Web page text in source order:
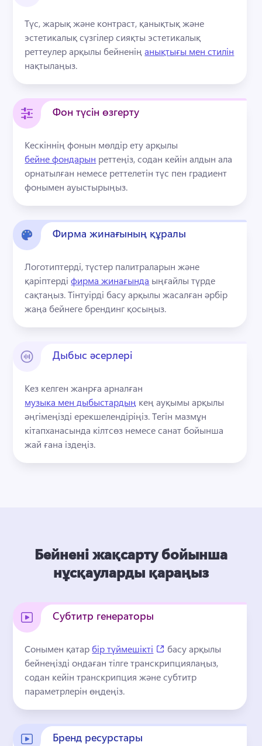
Түс, жарық және контраст, қанықтық және
эстетикалық сүзгілер сияқты эстетикалық
реттеулер арқылы бейненің анықтығы мен стилін
нақтылаңыз.
Фон түсін өзгерту
Кескіннің фонын мөлдір ету арқылы
бейне фондарын реттеңіз, содан кейін алдын ала
орнатылған немесе реттелетін түс пен градиент
фонымен ауыстырыңыз.
Фирма жинағының құралы
Логотиптерді, түстер палитраларын және
қаріптерді фирма жинағында ыңғайлы түрде
сақтаңыз. Тінтуірді басу арқылы жасалған әрбір
жаңа бейнеге брендинг қосыңыз.
Дыбыс әсерлері
Кез келген жанрға арналған
музыка мен дыбыстардың кең ауқымы арқылы
әңгімеңізді ерекшелендіріңіз. Тегін мазмұн
кітапханасында кілтсөз немесе санат бойынша
жай ғана іздеңіз.
Бейнені жақсарту бойынша
нұсқауларды қараңыз
Субтитр генераторы
Сонымен қатар бір түймешікті (opens in a new tab)
басу арқылы
бейнеңізді ондаған тілге транскрипциялаңыз,
содан кейін транскрипция және субтитр
параметрлерін өңдеңіз.
Бренд ресурстары